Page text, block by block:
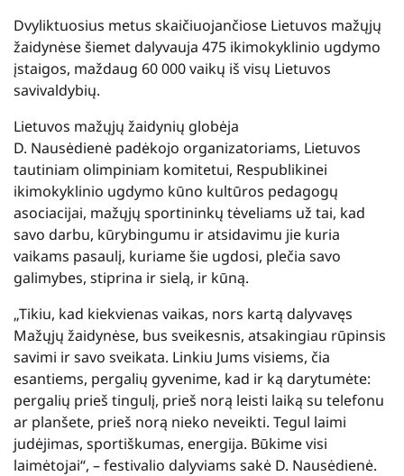
Dvyliktuosius metus skaičiuojančiose Lietuvos mažųjų
žaidynėse šiemet dalyvauja 475 ikimokyklinio ugdymo
įstaigos, maždaug 60 000 vaikų iš visų Lietuvos
savivaldybių.
Lietuvos mažųjų žaidynių globėja
D. Nausėdienė padėkojo organizatoriams, Lietuvos
tautiniam olimpiniam komitetui, Respublikinei
ikimokyklinio ugdymo kūno kultūros pedagogų
asociacijai, mažųjų sportininkų tėveliams už tai, kad
savo darbu, kūrybingumu ir atsidavimu jie kuria
vaikams pasaulį, kuriame šie ugdosi, plečia savo
galimybes, stiprina ir sielą, ir kūną.
„Tikiu, kad kiekvienas vaikas, nors kartą dalyvavęs
Mažųjų žaidynėse, bus sveikesnis, atsakingiau rūpinsis
savimi ir savo sveikata. Linkiu Jums visiems, čia
esantiems, pergalių gyvenime, kad ir ką darytumėte:
pergalių prieš tingulį, prieš norą leisti laiką su telefonu
ar planšete, prieš norą nieko neveikti. Tegul laimi
judėjimas, sportiškumas, energija. Būkime visi
laimėtojai“, – festivalio dalyviams sakė D. Nausėdienė.